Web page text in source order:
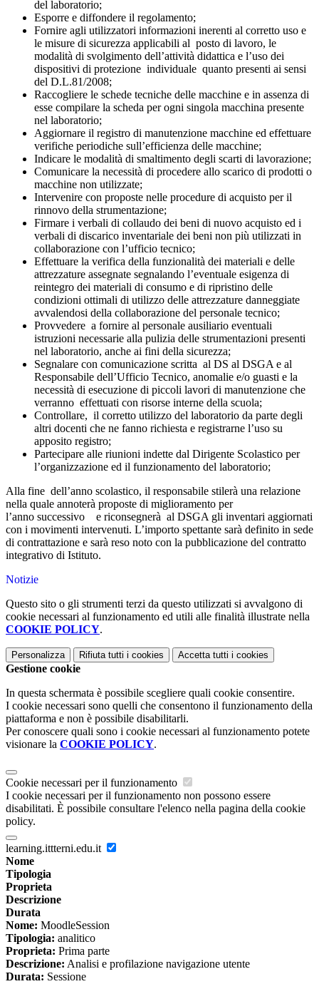
del laboratorio;
Esporre e diffondere il regolamento;
Fornire agli utilizzatori informazioni inerenti al corretto uso e
le misure di sicurezza applicabili al posto di lavoro, le
modalità di svolgimento dell’attività didattica e l’uso dei
dispositivi di protezione individuale quanto presenti ai sensi
del D.L.81/2008;
Raccogliere le schede tecniche delle macchine e in assenza di
esse compilare la scheda per ogni singola macchina presente
nel laboratorio;
Aggiornare il registro di manutenzione macchine ed effettuare
verifiche periodiche sull’efficienza delle macchine;
Indicare le modalità di smaltimento degli scarti di lavorazione;
Comunicare la necessità di procedere allo scarico di prodotti o
macchine non utilizzate;
Intervenire con proposte nelle procedure di acquisto per il
rinnovo della strumentazione;
Firmare i verbali di collaudo dei beni di nuovo acquisto ed i
verbali di discarico inventariale dei beni non più utilizzati in
collaborazione con l’ufficio tecnico;
Effettuare la verifica della funzionalità dei materiali e delle
attrezzature assegnate segnalando l’eventuale esigenza di
reintegro dei materiali di consumo e di ripristino delle
condizioni ottimali di utilizzo delle attrezzature danneggiate
avvalendosi della collaborazione del personale tecnico;
Provvedere a fornire al personale ausiliario eventuali
istruzioni necessarie alla pulizia delle strumentazioni presenti
nel laboratorio, anche ai fini della sicurezza;
Segnalare con comunicazione scritta al DS al DSGA e al
Responsabile dell’Ufficio Tecnico, anomalie e/o guasti e la
necessità di esecuzione di piccoli lavori di manutenzione che
verranno effettuati con risorse interne della scuola;
Controllare, il corretto utilizzo del laboratorio da parte degli
altri docenti che ne fanno richiesta e registrarne l’uso su
apposito registro;
Partecipare alle riunioni indette dal Dirigente Scolastico per
l’organizzazione ed il funzionamento del laboratorio;
Alla fine dell’anno scolastico, il responsabile stilerà una relazione
nella quale annoterà proposte di miglioramento per
l’anno successivo e riconsegnerà al DSGA gli inventari aggiornati
con i movimenti intervenuti. L’importo spettante sarà definito in sede
di contrattazione e sarà reso noto con la pubblicazione del contratto
integrativo di Istituto.
Notizie
Questo sito o gli strumenti terzi da questo utilizzati si avvalgono di
cookie necessari al funzionamento ed utili alle finalità illustrate nella
COOKIE POLICY.
Personalizza Rifiuta tutti i cookies Accetta tutti i cookies
Gestione cookie
In questa schermata è possibile scegliere quali cookie consentire.
I cookie necessari sono quelli che consentono il funzionamento della
piattaforma e non è possibile disabilitarli.
Per conoscere quali sono i cookie necessari al funzionamento potete
visionare la COOKIE POLICY.
Cookie necessari per il funzionamento
I cookie necessari per il funzionamento non possono essere
disabilitati. È possibile consultare l'elenco nella pagina della cookie
policy.
learning.ittterni.edu.it
Nome
Tipologia
Proprieta
Descrizione
Durata
Nome: MoodleSession
Tipologia: analitico
Proprieta: Prima parte
Descrizione: Analisi e profilazione navigazione utente
Durata: Sessione